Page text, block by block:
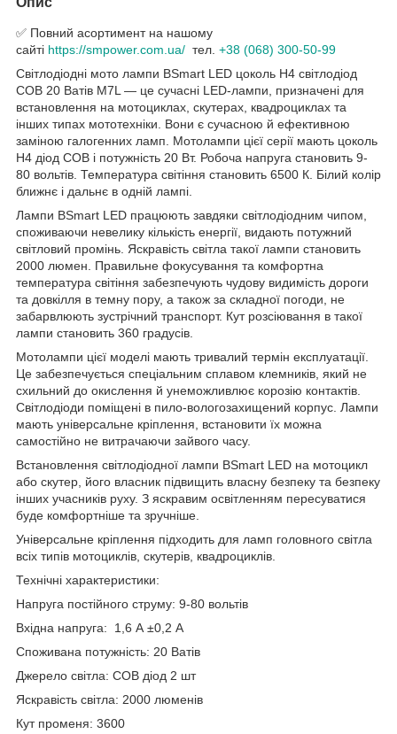
✅ Повний асортимент на нашому
сайті https://smpower.com.ua/ тел. +38 (068) 300-50-99
Світлодіодні мото лампи BSmart LED цоколь H4 світлодіод
COB 20 Ватів M7L — це сучасні LED-лампи, призначені для
встановлення на мотоциклах, скутерах, квадроциклах та
інших типах мототехніки. Вони є сучасною й ефективною
заміною галогенних ламп. Мотолампи цієї серії мають цоколь
H4 діод COB і потужність 20 Вт. Робоча напруга становить 9-
80 вольтів. Температура світіння становить 6500 К. Білий колір
ближнє і дальнє в одній лампі.
Лампи BSmart LED працюють завдяки світлодіодним чипом,
споживаючи невелику кількість енергії, видають потужний
світловий промінь. Яскравість світла такої лампи становить
2000 люмен. Правильне фокусування та комфортна
температура світіння забезпечують чудову видимість дороги
та довкілля в темну пору, а також за складної погоди, не
забарвлюють зустрічний транспорт. Кут розсіювання в такої
лампи становить 360 градусів.
Мотолампи цієї моделі мають тривалий термін експлуатації.
Це забезпечується спеціальним сплавом клемників, який не
схильний до окислення й унеможливлює корозію контактів.
Світлодіоди поміщені в пило-вологозахищений корпус. Лампи
мають універсальне кріплення, встановити їх можна
самостійно не витрачаючи зайвого часу.
Встановлення світлодіодної лампи BSmart LED на мотоцикл
або скутер, його власник підвищить власну безпеку та безпеку
інших учасників руху. З яскравим освітленням пересуватися
буде комфортніше та зручніше.
Універсальне кріплення підходить для ламп головного світла
всіх типів мотоциклів, скутерів, квадроциклів.
Технічні характеристики:
Напруга постійного струму: 9-80 вольтів
Вхідна напруга: 1,6 А ±0,2 А
Споживана потужність: 20 Ватів
Джерело світла: COB діод 2 шт
Яскравість світла: 2000 люменів
Кут променя: 3600